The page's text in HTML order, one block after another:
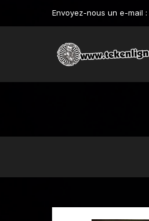
Envoyez-nous un e-mail :